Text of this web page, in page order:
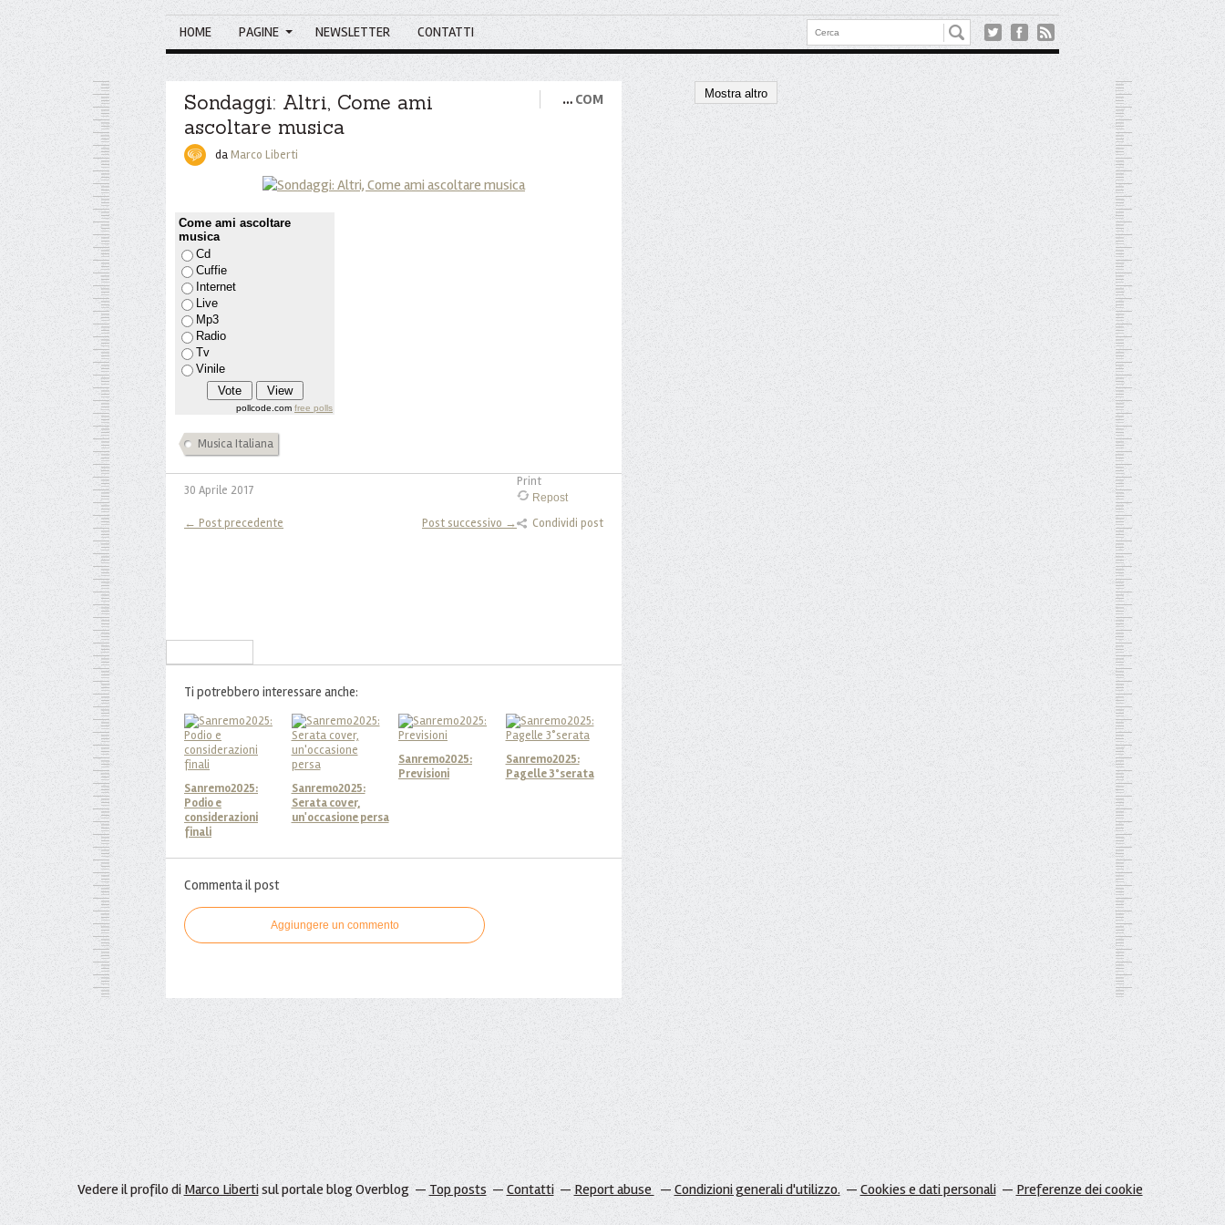
HOME PAGINE NEWSLETTER CONTATTI
Sondaggi: Altri, Come ami
ascoltare musica
… COM
daMarco Liberti
Come ami ascoltare
musica
Cd
Cuffie
Internet
Live
Mp3
Radio
Tv
Vinile
pollcode.com free polls
Musica Italiana
30 Aprile 2017
Print
Repost
Condividi post
← Post precedente Post successivo →
Ti potrebbero interessare anche:
Sanremo2025:
Podio e
considerazioni
finali
Sanremo2025:
Serata cover,
un'occasione persa
Sanremo2025:
Previsioni
Sanremo2025:
Pagelle 3°serata
Commenta il post
Aggiungere un commento
Mostra altro
Vedere il profilo di Marco Libertisul portale blog Overblog Top posts Contatti Report abuse Condizioni generali d'utilizzo. Cookies e dati personali Preferenze dei cookie